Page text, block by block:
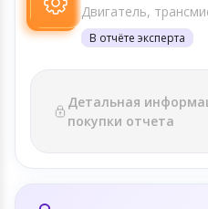
Двигатель,
В отчёте эксперта
Детальная
покупки отчета